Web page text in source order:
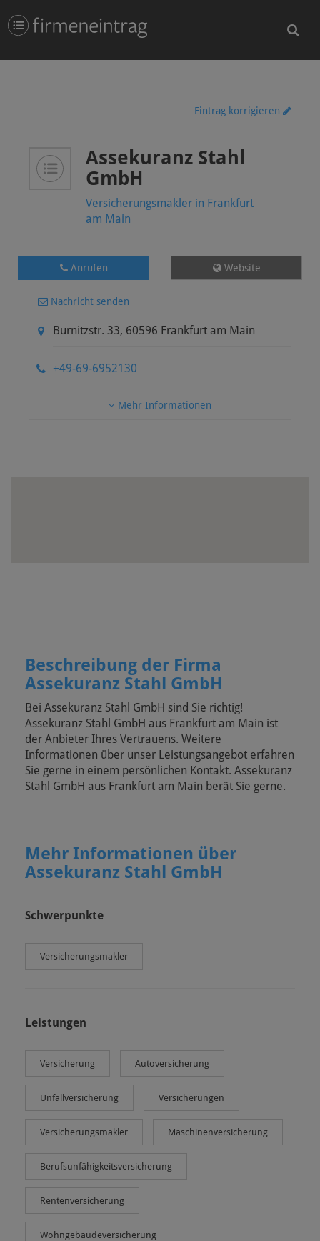
Eintrag korrigieren
Assekuranz Stahl
GmbH
Versicherungsmakler in Frankfurt
am Main
Anrufen Website
Nachricht senden
Burnitzstr. 33, 60596 Frankfurt am Main
+49-69-6952130
Mehr Informationen
Beschreibung der Firma
Assekuranz Stahl GmbH
Bei Assekuranz Stahl GmbH sind Sie richtig!
Assekuranz Stahl GmbH aus Frankfurt am Main ist
der Anbieter Ihres Vertrauens. Weitere
Informationen über unser Leistungsangebot erfahren
Sie gerne in einem persönlichen Kontakt. Assekuranz
Stahl GmbH aus Frankfurt am Main berät Sie gerne.
Mehr Informationen über
Assekuranz Stahl GmbH
Schwerpunkte
Versicherungsmakler
Leistungen
Versicherung Autoversicherung
Unfallversicherung Versicherungen
Versicherungsmakler Maschinenversicherung
Berufsunfähigkeitsversicherung
Rentenversicherung
Wohngebäudeversicherung